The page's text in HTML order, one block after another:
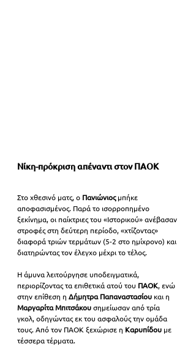
Νίκη-πρόκριση απέναντι στον ΠΑΟΚ
Στο χθεσινό ματς, ο Πανιώνιος μπήκε
αποφασισμένος. Παρά το ισορροπημένο
ξεκίνημα, οι παίκτριες του «Ιστορικού» ανέβασαν
στροφές στη δεύτερη περίοδο, «χτίζοντας»
διαφορά τριών τερμάτων (5-2 στο ημίχρονο) και
διατηρώντας τον έλεγχο μέχρι το τέλος.
Η άμυνα λειτούργησε υποδειγματικά,
περιορίζοντας τα επιθετικά ατού του ΠΑΟΚ, ενώ
στην επίθεση η Δήμητρα Παπαναστασίου και η
Μαργαρίτα Μπιτσάκου σημείωσαν από τρία
γκολ, οδηγώντας εκ του ασφαλούς την ομάδα
τους. Από τον ΠΑΟΚ ξεχώρισε η Καρυπίδου με
τέσσερα τέρματα.